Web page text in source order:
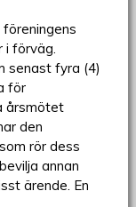
i förväg.
senast fyra (4)
för
årsmötet
den
rör dess
annan
ärende. En